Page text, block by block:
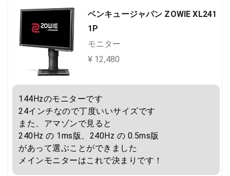
ベンキュージャパン ZOWIE XL241
1P
モニター
¥ 12,480
144Hzのモニターです
24インチなので丁度いいサイズです
また、アマゾンで見ると
240Hz の 1ms版、240Hz の 0.5ms版
があって選ぶことができました
メインモニターはこれで決まりです！